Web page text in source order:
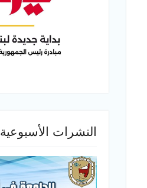
النشرات الأسبوعية